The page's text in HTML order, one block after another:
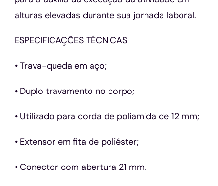
alturas elevadas durante sua jornada laboral.
ESPECIFICAÇÕES TÉCNICAS
• Trava-queda em aço;
• Duplo travamento no corpo;
• Utilizado para corda de poliamida de 12 mm;
• Extensor em fita de poliéster;
• Conector com abertura 21 mm.